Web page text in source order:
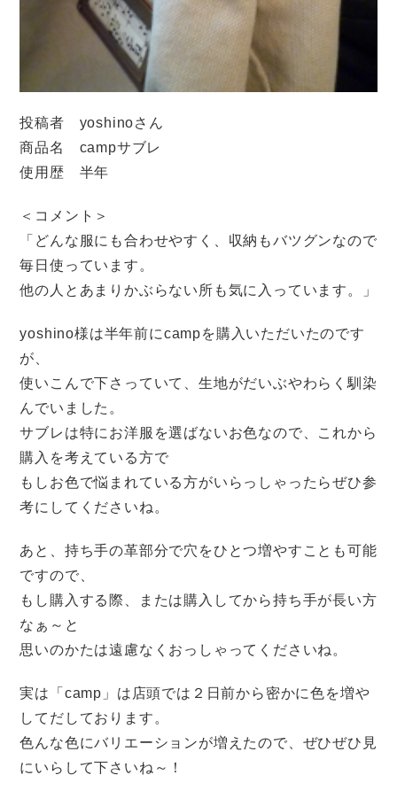
投稿者 yoshinoさん
商品名 campサブレ
使用歴 半年
＜コメント＞
「どんな服にも合わせやすく、収納もバツグンなので
毎日使っています。
他の人とあまりかぶらない所も気に入っています。」
yoshino様は半年前にcampを購入いただいたのです
が、
使いこんで下さっていて、生地がだいぶやわらく馴染
んでいました。
サブレは特にお洋服を選ばないお色なので、これから
購入を考えている方で
もしお色で悩まれている方がいらっしゃったらぜひ参
考にしてくださいね。
あと、持ち手の革部分で穴をひとつ増やすことも可能
ですので、
もし購入する際、または購入してから持ち手が長い方
なぁ～と
思いのかたは遠慮なくおっしゃってくださいね。
実は「camp」は店頭では２日前から密かに色を増や
してだしております。
色んな色にバリエーションが増えたので、ぜひぜひ見
にいらして下さいね～！